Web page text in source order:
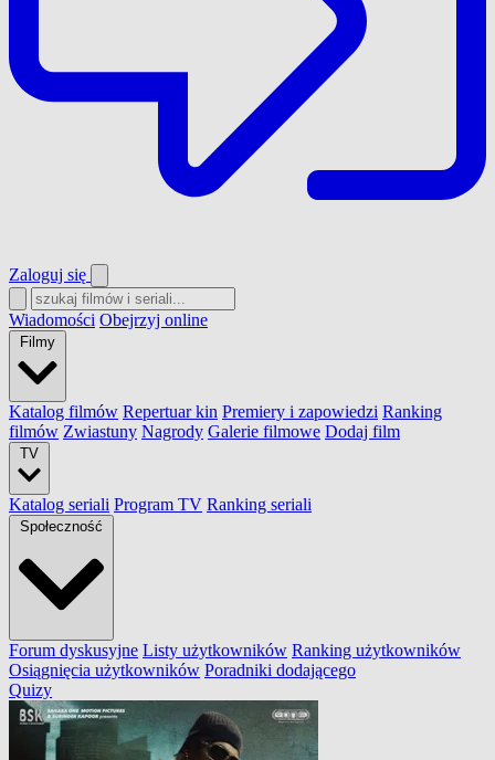
Zaloguj się
Wiadomości Obejrzyj online
Filmy
Katalog filmów Repertuar kin Premiery i zapowiedzi Ranking
filmów Zwiastuny Nagrody Galerie filmowe Dodaj film
TV
Katalog seriali Program TV Ranking seriali
Społeczność
Forum dyskusyjne Listy użytkowników Ranking użytkowników
Osiągnięcia użytkowników Poradniki dodającego
Quizy